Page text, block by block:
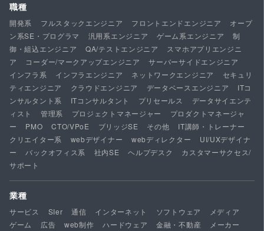
職種
開発系 フルスタックエンジニア フロントエンドエンジニア
オープ
ン系SE・プログラマ
汎用系エンジニア ゲーム系エンジニア
制
御・組込エンジニア
QA/テストエンジニア
スマホアプリエンジニ
ア
コーダー/マークアップエンジニア
サーバーサイドエンジニア
インフラ系
インフラエンジニア ネットワークエンジニア
セキュリ
ティエンジニア
クラウドエンジニア データベースエンジニア
ITコ
ンサルタント系
ITコンサルタント プリセールス
データサイエンテ
ィスト
管理系 プロジェクトマネージャー
プロダクトマネージャ
ー
PMO CTO/VPoE ブリッジSE その他
IT講師・トレーナー
クリエイター系
webデザイナー webディレクター
UI/UXデザイナ
ー
バックオフィス系 社内SE ヘルプデスク
カスタマーサクセス/
サポート
業種
サービス SIer 通信 インターネット ソフトウェア
メディア
ゲーム
広告 web制作 ハードウェア 金融・不動産
メーカー